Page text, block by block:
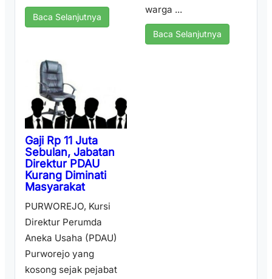
Baca Selanjutnya
warga ...
Baca Selanjutnya
Gaji Rp 11 Juta
Sebulan, Jabatan
Direktur PDAU
Kurang Diminati
Masyarakat
PURWOREJO, Kursi
Direktur Perumda
Aneka Usaha (PDAU)
Purworejo yang
kosong sejak pejabat